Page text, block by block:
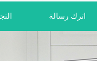
اترك رسالة